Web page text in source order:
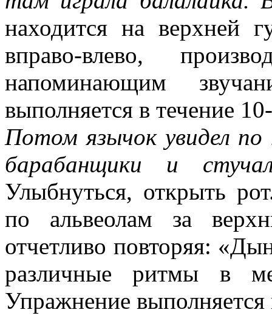
находится на верхней
вправо-влево,
напоминающим
выполняется в течение
Потом язычок увидел по
барабанщики и
Улыбнуться, открыть
по альвеолам за
отчетливо повторяя:
различные ритмы в
Упражнение выполняется